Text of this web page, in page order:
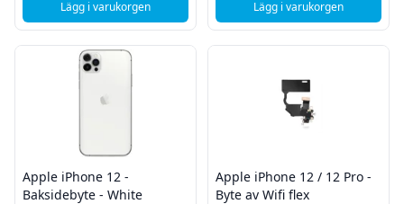
Lägg i varukorgen, Apple iPhone 12 / 12 Pro - Byte av vibrationsmotor
Lägg i varukorgen, Apple iPhone 12 -
Apple iPhone 12 -
Baksidebyte - White
Apple iPhone 12 / 12 Pro -
Byte av Wifi flex